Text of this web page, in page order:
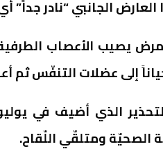
الجانبي “نادر جداً”
يصيب الأعصاب
إلى عضلات التنفّس ثم
الذي أضيف في
الصحيّة ومتلقّي اللّقاح.